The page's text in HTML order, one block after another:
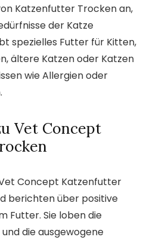
Katzenfutter Trocken an,
der Katze
spezielles Futter für Kitten,
ältere Katzen oder Katzen
wie Allergien oder
Vet Concept
Concept Katzenfutter
berichten über positive
Futter. Sie loben die
die ausgewogene